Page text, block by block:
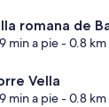
romana de
min a pie- 0.8 km
Vella
min a pie- 0.8 km